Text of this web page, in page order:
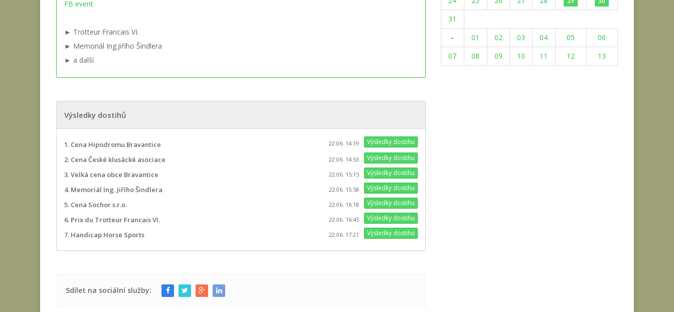
FB event
► Trotteur Francais VI.
► Memoriál Ing.Jiřího Šindlera
► a další
Výsledky dostihů
Výsledky dostihu
22.06. 14:19
1. Cena Hipodromu Bravantice
Výsledky dostihu
22.06. 14:53
2. Cena České klusácké asociace
Výsledky dostihu
22.06. 15:15
3. Velká cena obce Bravantice
Výsledky dostihu
22.06. 15:58
4. Memoriál Ing. Jiřího Šindlera
Výsledky dostihu
22.06. 16:18
5. Cena Sochor s.r.o.
Výsledky dostihu
22.06. 16:43
6. Prix du Trotteur Francais VI.
Výsledky dostihu
22.06. 17:21
7. Handicap Horse Sports
Sdílet na sociální služby:
31
-
01 02 03 04 05
06
07
08 09 10 11 12 13